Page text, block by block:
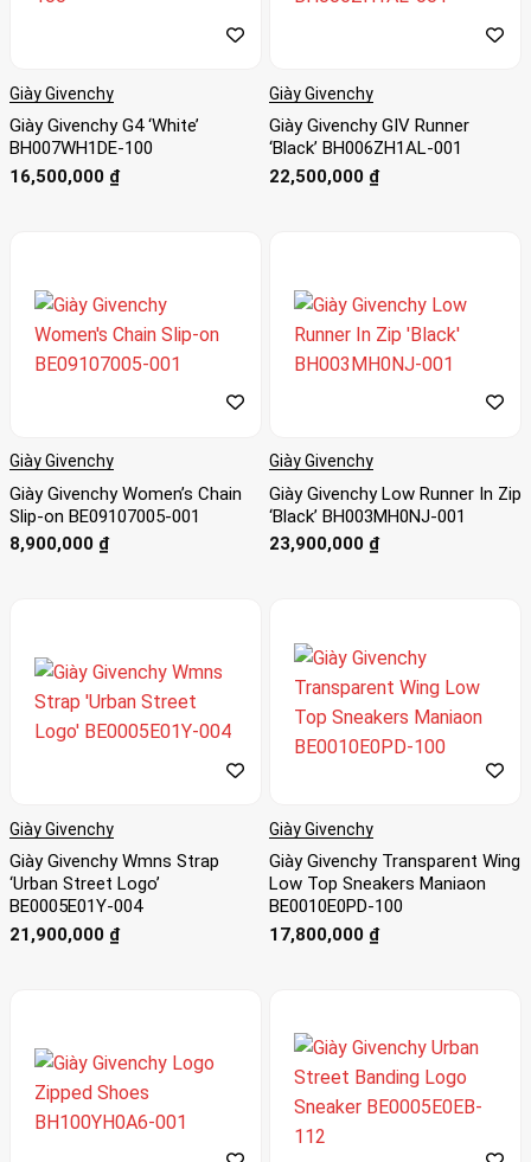
Giày Givenchy
Giày Givenchy G4 ‘White’
BH007WH1DE-100
16,500,000 ₫
Giày Givenchy
Giày Givenchy GIV Runner
‘Black’ BH006ZH1AL-001
22,500,000 ₫
Giày Givenchy
Giày Givenchy Women’s Chain
Slip-on BE09107005-001
8,900,000 ₫
Giày Givenchy
Giày Givenchy Low Runner In Zip
‘Black’ BH003MH0NJ-001
23,900,000 ₫
Giày Givenchy
Giày Givenchy Wmns Strap
‘Urban Street Logo’
BE0005E01Y-004
21,900,000 ₫
Giày Givenchy
Giày Givenchy Transparent Wing
Low Top Sneakers Maniaon
BE0010E0PD-100
17,800,000 ₫